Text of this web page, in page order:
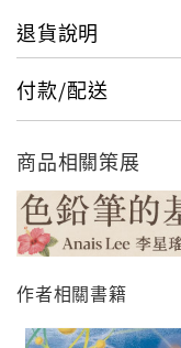
歡迎光臨，一起來
用魔術棒輕輕一點
人兒……
看我用色鉛筆施展
退貨說明
付款/配送
商品相關策展
作者相關書籍